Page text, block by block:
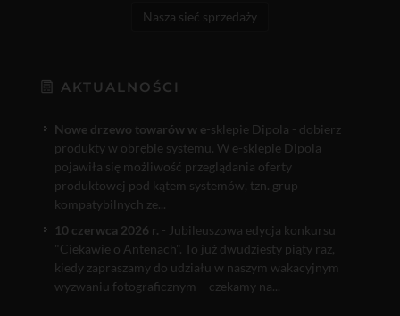
Nasza sieć sprzedaży
AKTUALNOŚCI
Nowe drzewo towarów w e-sklepie Dipola - dobierz
produkty w obrębie systemu. W e-sklepie Dipola
pojawiła się możliwość przeglądania oferty
produktowej pod kątem systemów, tzn. grup
kompatybilnych ze...
10 czerwca 2026 r. - Jubileuszowa edycja konkursu
"Ciekawie o Antenach". To już dwudziesty piąty raz,
kiedy zapraszamy do udziału w naszym wakacyjnym
wyzwaniu fotograficznym – czekamy na...